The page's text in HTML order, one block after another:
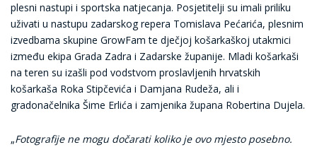
plesni nastupi i sportska natjecanja. Posjetitelji su imali priliku
uživati u nastupu zadarskog repera Tomislava Pećarića, plesnim
izvedbama skupine GrowFam te dječjoj košarkaškoj utakmici
između ekipa Grada Zadra i Zadarske županije. Mladi košarkaši
na teren su izašli pod vodstvom proslavljenih hrvatskih
košarkaša Roka Stipčevića i Damjana Rudeža, ali i
gradonačelnika Šime Erlića i zamjenika župana Robertina Dujela.
„Fotografije ne mogu dočarati koliko je ovo mjesto posebno.